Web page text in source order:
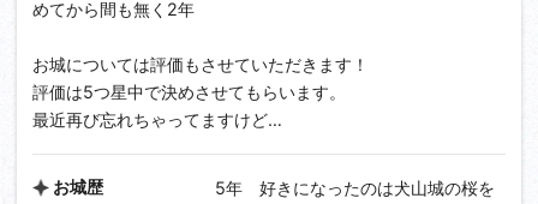
めてから間も無く2年
お城については評価もさせていただきます！
評価は5つ星中で決めさせてもらいます。
最近再び忘れちゃってますけど…
お城歴
5年 好きになったのは犬山城の桜を